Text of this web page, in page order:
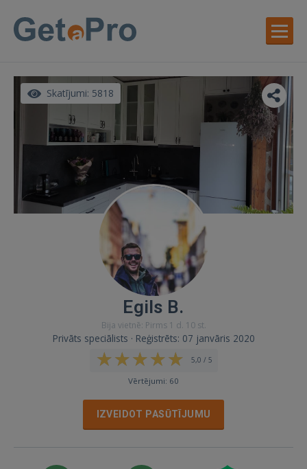
Skatījumi: 5818
Egils B.
Bija vietnē: Pirms 1 d. 10 st.
Privāts speciālists · Reģistrēts: 07 janvāris 2020
5,0 / 5
Vērtējumi: 60
IZVEIDOT PASŪTĪJUMU